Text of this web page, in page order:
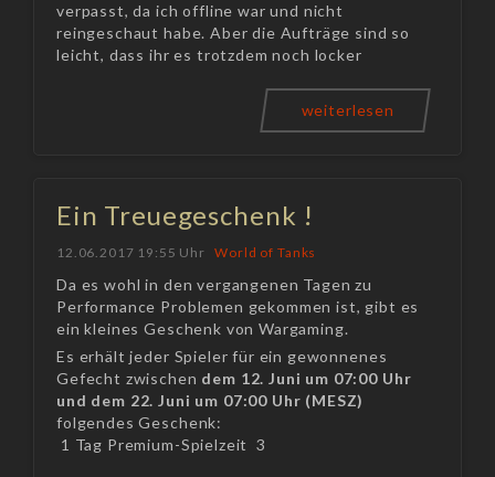
verpasst, da ich offline war und nicht
reingeschaut habe. Aber die Aufträge sind so
leicht, dass ihr es trotzdem noch locker
weiterlesen
Ein Treuegeschenk !
12.06.2017 19:55 Uhr World of Tanks
Da es wohl in den vergangenen Tagen zu
Performance Problemen gekommen ist, gibt es
ein kleines Geschenk von Wargaming.
Es erhält jeder Spieler für ein gewonnenes
Gefecht zwischen dem 12. Juni um 07:00 Uhr
und dem 22. Juni um 07:00 Uhr (MESZ)
folgendes Geschenk:
1 Tag Premium-Spielzeit 3